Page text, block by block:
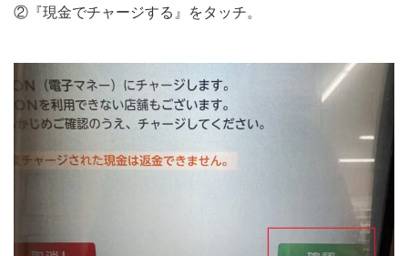
②『現金でチャージする』をタッチ。